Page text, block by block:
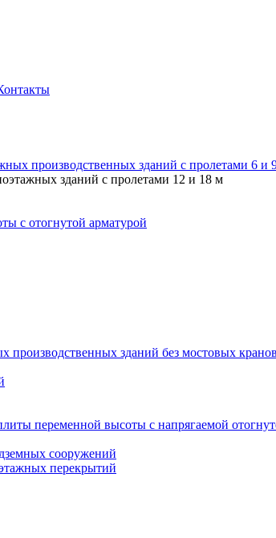
производственных зданий с пролетами 6
зданий с пролетами 12 и 18 м
с отогнутой арматурой
производственных зданий без мостовых кранов
переменной высоты с напрягаемой
сооружений
перекрытий